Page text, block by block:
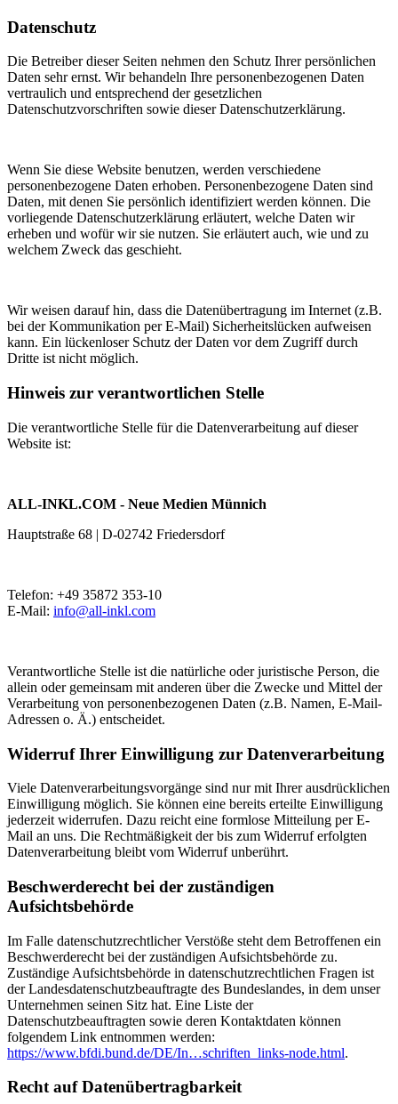
Datenschutz
Die Betreiber dieser Seiten nehmen den Schutz Ihrer persönlichen
Daten sehr ernst. Wir behandeln Ihre personenbezogenen Daten
vertraulich und entsprechend der gesetzlichen
Datenschutzvorschriften sowie dieser Datenschutzerklärung.
Wenn Sie diese Website benutzen, werden verschiedene
personenbezogene Daten erhoben. Personenbezogene Daten sind
Daten, mit denen Sie persönlich identifiziert werden können. Die
vorliegende Datenschutzerklärung erläutert, welche Daten wir
erheben und wofür wir sie nutzen. Sie erläutert auch, wie und zu
welchem Zweck das geschieht.
Wir weisen darauf hin, dass die Datenübertragung im Internet (z.B.
bei der Kommunikation per E-Mail) Sicherheitslücken aufweisen
kann. Ein lückenloser Schutz der Daten vor dem Zugriff durch
Dritte ist nicht möglich.
Hinweis zur verantwortlichen Stelle
Die verantwortliche Stelle für die Datenverarbeitung auf dieser
Website ist:
ALL-INKL.COM - Neue Medien Münnich
Hauptstraße 68 | D-02742 Friedersdorf
Telefon: +49 35872 353-10
E-Mail: info@all-inkl.com
Verantwortliche Stelle ist die natürliche oder juristische Person, die
allein oder gemeinsam mit anderen über die Zwecke und Mittel der
Verarbeitung von personenbezogenen Daten (z.B. Namen, E-Mail-
Adressen o. Ä.) entscheidet.
Widerruf Ihrer Einwilligung zur Datenverarbeitung
Viele Datenverarbeitungsvorgänge sind nur mit Ihrer ausdrücklichen
Einwilligung möglich. Sie können eine bereits erteilte Einwilligung
jederzeit widerrufen. Dazu reicht eine formlose Mitteilung per E-
Mail an uns. Die Rechtmäßigkeit der bis zum Widerruf erfolgten
Datenverarbeitung bleibt vom Widerruf unberührt.
Beschwerderecht bei der zuständigen
Aufsichtsbehörde
Im Falle datenschutzrechtlicher Verstöße steht dem Betroffenen ein
Beschwerderecht bei der zuständigen Aufsichtsbehörde zu.
Zuständige Aufsichtsbehörde in datenschutzrechtlichen Fragen ist
der Landesdatenschutzbeauftragte des Bundeslandes, in dem unser
Unternehmen seinen Sitz hat. Eine Liste der
Datenschutzbeauftragten sowie deren Kontaktdaten können
folgendem Link entnommen werden:
https://www.bfdi.bund.de/DE/In…schriften_links-node.html.
Recht auf Datenübertragbarkeit